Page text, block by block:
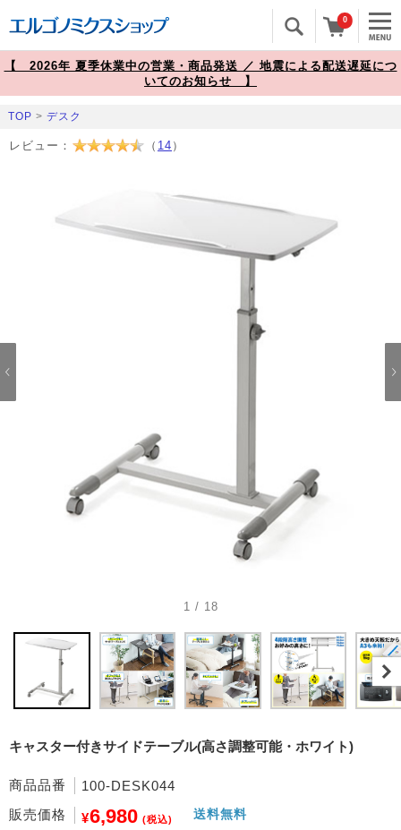
0
【 2026年 夏季休業中の営業・商品発送 ／ 地震による配送遅延につ
いてのお知らせ 】
TOP > デスク
レビュー： （ 14 ）
1 / 18
キャスター付きサイドテーブル(高さ調整可能・ホワイト)
商品品番
100-DESK044
販売価格
¥6,980 (税込) 送料無料